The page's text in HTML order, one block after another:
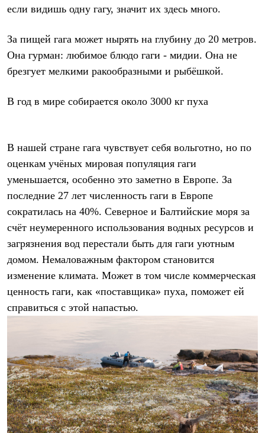
если видишь одну гагу, значит их здесь много.
За пищей гага может нырять на глубину до 20 метров.
Она гурман: любимое блюдо гаги - мидии. Она не
брезгует мелкими ракообразными и рыбёшкой.
В год в мире собирается около 3000 кг пуха
В нашей стране гага чувствует себя вольготно, но по
оценкам учёных мировая популяция гаги
уменьшается, особенно это заметно в Европе. За
последние 27 лет численность гаги в Европе
сократилась на 40%. Северное и Балтийские моря за
счёт неумеренного использования водных ресурсов и
загрязнения вод перестали быть для гаги уютным
домом. Немаловажным фактором становится
изменение климата. Может в том числе коммерческая
ценность гаги, как «поставщика» пуха, поможет ей
справиться с этой напастью.